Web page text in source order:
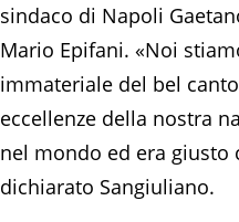
sindaco di Napoli
Mario Epifani. «Noi
immateriale del bel
eccellenze della nostra
nel mondo ed era giusto
dichiarato Sangiuliano.